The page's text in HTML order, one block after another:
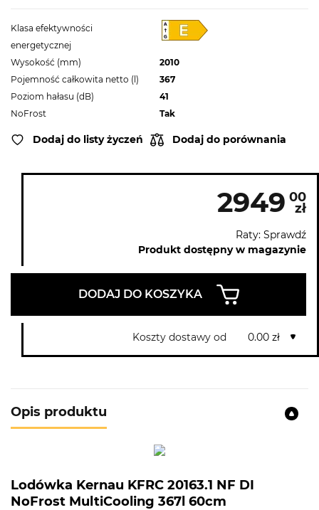
Klasa efektywności
energetycznej
Wysokość (mm)
2010
Pojemność całkowita netto (l)
367
Poziom hałasu (dB)
41
NoFrost
Tak
Dodaj do listy życzeń Dodaj do porównania
2949 00
zł
Raty: Sprawdź
Produkt dostępny w magazynie
DODAJ DO KOSZYKA
Koszty dostawy od 0.00 zł
Opis produktu
Lodówka Kernau KFRC 20163.1 NF DI
NoFrost MultiCooling 367l 60cm